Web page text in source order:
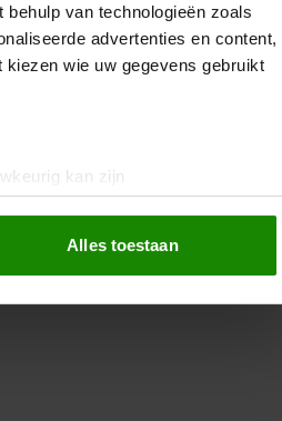
van technologieën zoals
advertenties en content,
wie uw gegevens gebruikt
kan zijn
(fingerprinting)
media te bieden en om ons
onze partners voor social
Alles toestaan